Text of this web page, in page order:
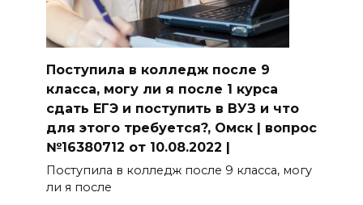
Поступила в колледж после 9
класса, могу ли я после 1 курса
сдать ЕГЭ и поступить в ВУЗ и что
для этого требуется?, Омск | вопрос
№16380712 от 10.08.2022 |
Поступила в колледж после 9 класса, могу
ли я после